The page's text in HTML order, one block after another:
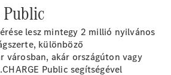
Public
lesz mintegy 2 millió nyilvános
különböző
városban, akár országúton vagy
Public segítségével